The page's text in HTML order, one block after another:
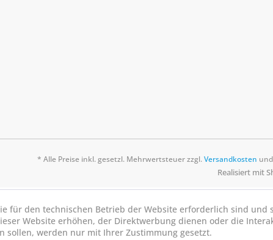
* Alle Preise inkl. gesetzl. Mehrwertsteuer zzgl.Versandkosten
Realisiert mit
für den technischen Betrieb der Website erforderlich sind und
Website erhöhen, der Direktwerbung dienen oder die
sollen, werden nur mit Ihrer Zustimmung gesetzt.